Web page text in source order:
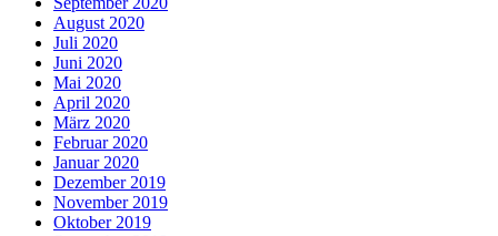
August 2020
Juli 2020
Juni 2020
Mai 2020
April 2020
März 2020
Februar 2020
Januar 2020
Dezember 2019
November 2019
Oktober 2019